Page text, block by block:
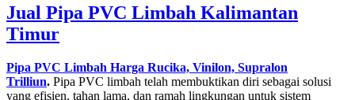
Jual Pipa PVC Limbah Kalimantan
Timur
Pipa PVC Limbah Harga Rucika, Vinilon, Supralon
Trilliun. Pipa PVC limbah telah membuktikan diri sebagai solusi
yang efisien, tahan lama, dan ramah lingkungan untuk sistem